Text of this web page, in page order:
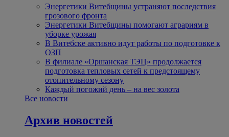
Энергетики Витебщины устраняют последствия
грозового фронта
Энергетики Витебщины помогают аграриям в
уборке урожая
В Витебске активно идут работы по подготовке к
ОЗП
В филиале «Оршанская ТЭЦ» продолжается
подготовка тепловых сетей к предстоящему
отопительному сезону
Каждый погожий день – на вес золота
Все новости
Архив новостей